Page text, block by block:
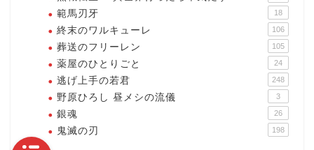
範馬刃牙 18
終末のワルキューレ 106
葬送のフリーレン 105
薬屋のひとりごと 24
逃げ上手の若君 248
野原ひろし 昼メシの流儀 3
銀魂 26
鬼滅の刃 198